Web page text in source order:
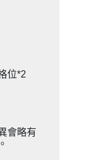
位*2
會略有